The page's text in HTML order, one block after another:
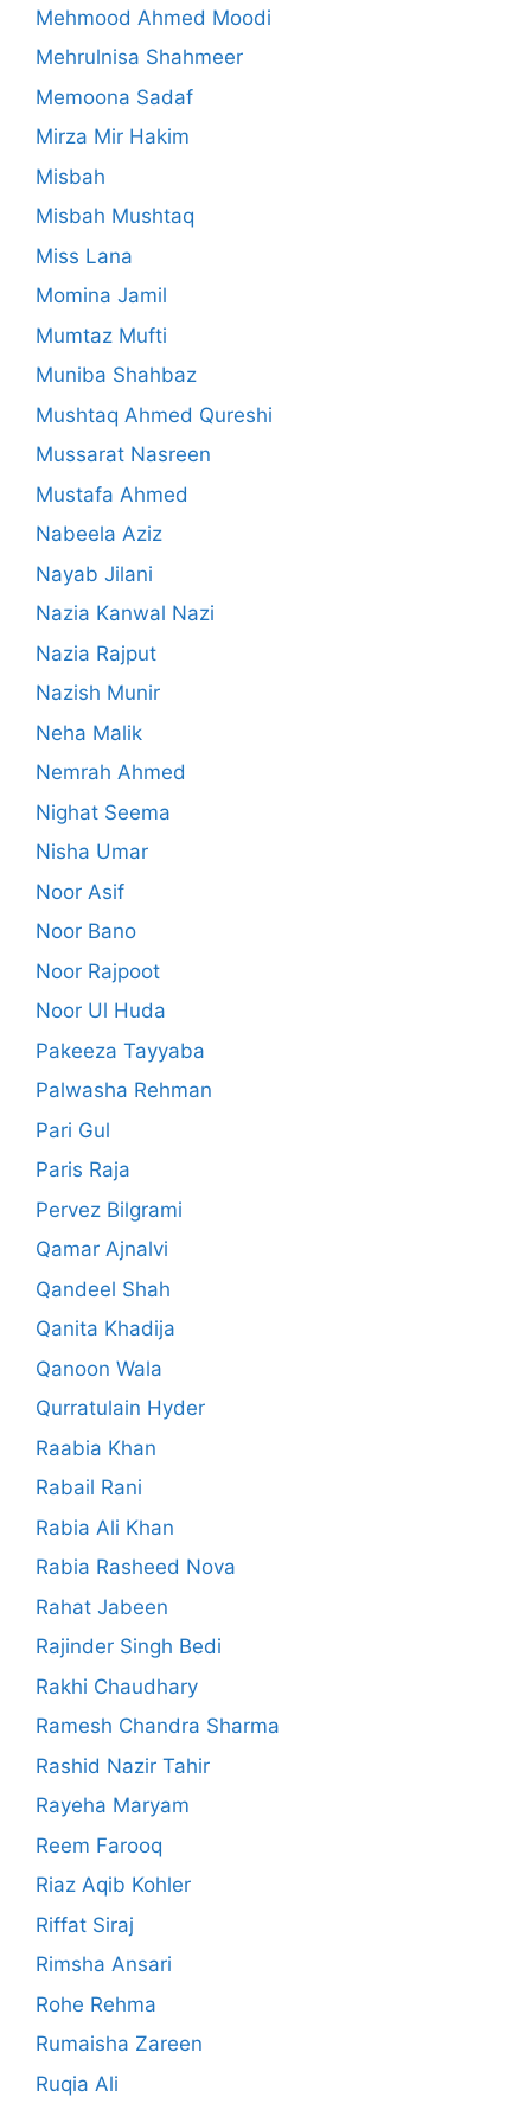
Mehmood Ahmed Moodi
Mehrulnisa Shahmeer
Memoona Sadaf
Mirza Mir Hakim
Misbah
Misbah Mushtaq
Miss Lana
Momina Jamil
Mumtaz Mufti
Muniba Shahbaz
Mushtaq Ahmed Qureshi
Mussarat Nasreen
Mustafa Ahmed
Nabeela Aziz
Nayab Jilani
Nazia Kanwal Nazi
Nazia Rajput
Nazish Munir
Neha Malik
Nemrah Ahmed
Nighat Seema
Nisha Umar
Noor Asif
Noor Bano
Noor Rajpoot
Noor Ul Huda
Pakeeza Tayyaba
Palwasha Rehman
Pari Gul
Paris Raja
Pervez Bilgrami
Qamar Ajnalvi
Qandeel Shah
Qanita Khadija
Qanoon Wala
Qurratulain Hyder
Raabia Khan
Rabail Rani
Rabia Ali Khan
Rabia Rasheed Nova
Rahat Jabeen
Rajinder Singh Bedi
Rakhi Chaudhary
Ramesh Chandra Sharma
Rashid Nazir Tahir
Rayeha Maryam
Reem Farooq
Riaz Aqib Kohler
Riffat Siraj
Rimsha Ansari
Rohe Rehma
Rumaisha Zareen
Ruqia Ali